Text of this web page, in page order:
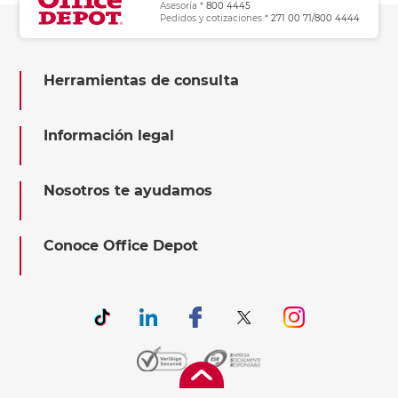
Asesoría * 800 4445
Pedidos y cotizaciones * 271 00 71/800 4444
Herramientas de consulta
Información legal
Nosotros te ayudamos
Conoce Office Depot